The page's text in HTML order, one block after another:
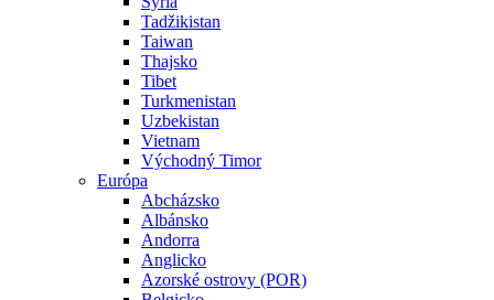
Tadžikistan
Taiwan
Thajsko
Tibet
Turkmenistan
Uzbekistan
Vietnam
Východný Timor
Európa
Abcházsko
Albánsko
Andorra
Anglicko
Azorské ostrovy (POR)